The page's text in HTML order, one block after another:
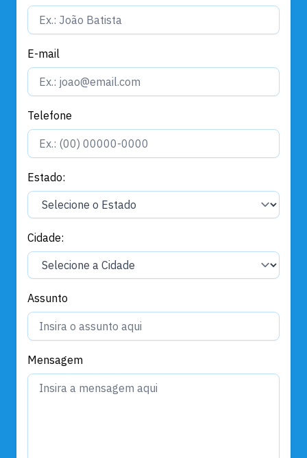
E-mail
Telefone
Estado:
Cidade:
Assunto
Mensagem